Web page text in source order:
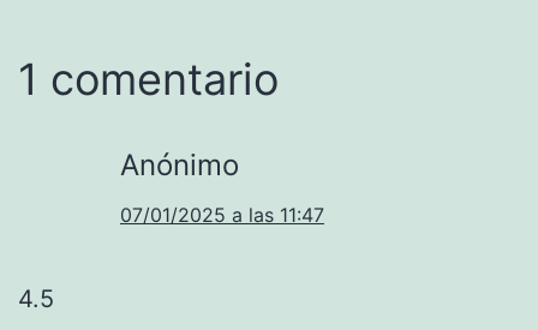
1 comentario
Anónimo
07/01/2025 a las 11:47
4.5